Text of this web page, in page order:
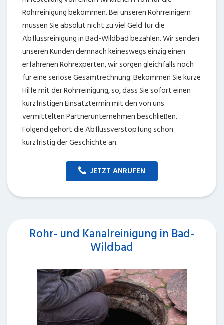
Rohrreinigung bekommen. Bei unseren Rohrreinigern
müssen Sie absolut nicht zu viel Geld für die
Abflussreinigung in Bad-Wildbad bezahlen. Wir senden
unseren Kunden demnach keineswegs einzig einen
erfahrenen Rohrexperten, wir sorgen gleichfalls noch
für eine seriöse Gesamtrechnung. Bekommen Sie kurze
Hilfe mit der Rohrreinigung, so, dass Sie sofort einen
kurzfristigen Einsatztermin mit den von uns
vermittelten Partnerunternehmen beschließen.
Folgend gehört die Abflussverstopfung schon
kurzfristig der Geschichte an.
JETZT ANRUFEN
Rohr- und Kanalreinigung in Bad-
Wildbad